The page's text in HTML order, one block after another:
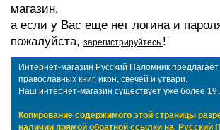
магазин,
а если у Вас еще нет логина и
пожалуйста, зарегистрируйтесь !
Интернет-магазин Русский Паломник
православных книг, икон, свечей и утвари.
Наш интернет-магазин существует уже более 19
Копирование содержимого этой страницы
наличии прямой обратной ссылки на Русский